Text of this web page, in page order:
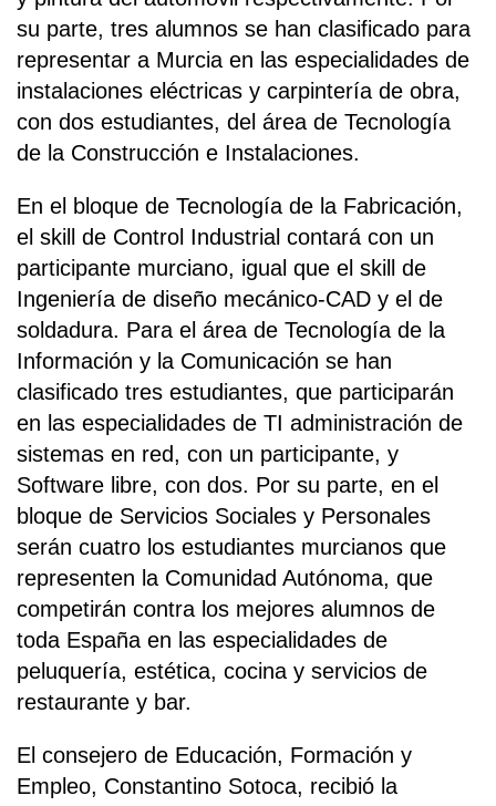
su parte, tres alumnos se han clasificado para
representar a Murcia en las especialidades de
instalaciones eléctricas y carpintería de obra,
con dos estudiantes, del área de Tecnología
de la Construcción e Instalaciones.
En el bloque de Tecnología de la Fabricación,
el skill de Control Industrial contará con un
participante murciano, igual que el skill de
Ingeniería de diseño mecánico-CAD y el de
soldadura. Para el área de Tecnología de la
Información y la Comunicación se han
clasificado tres estudiantes, que participarán
en las especialidades de TI administración de
sistemas en red, con un participante, y
Software libre, con dos. Por su parte, en el
bloque de Servicios Sociales y Personales
serán cuatro los estudiantes murcianos que
representen la Comunidad Autónoma, que
competirán contra los mejores alumnos de
toda España en las especialidades de
peluquería, estética, cocina y servicios de
restaurante y bar.
El consejero de Educación, Formación y
Empleo, Constantino Sotoca, recibió la